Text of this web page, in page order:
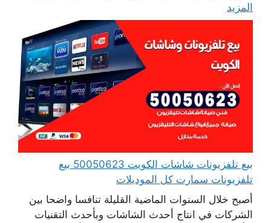
المزيد
بيع تلفزيونات شاشات الكويت 50050623 بيع
تلفزيونات سمارت كل الموديلات
أصبح خلال السنوات الماضية القليلة تنافسا واضحا بين
الشركات في انتاج أحدث الشاشات وبأحدث التقنيات